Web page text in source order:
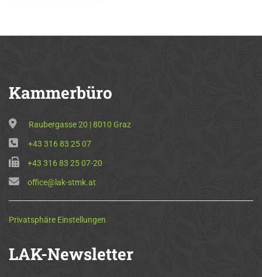
Kammerbüro
Raubergasse 20 | 8010 Graz
+43 316 83 25 07
+43 316 83 25 07-20
office@lak-stmk.at
Privatsphäre Einstellungen
LAK-Newsletter